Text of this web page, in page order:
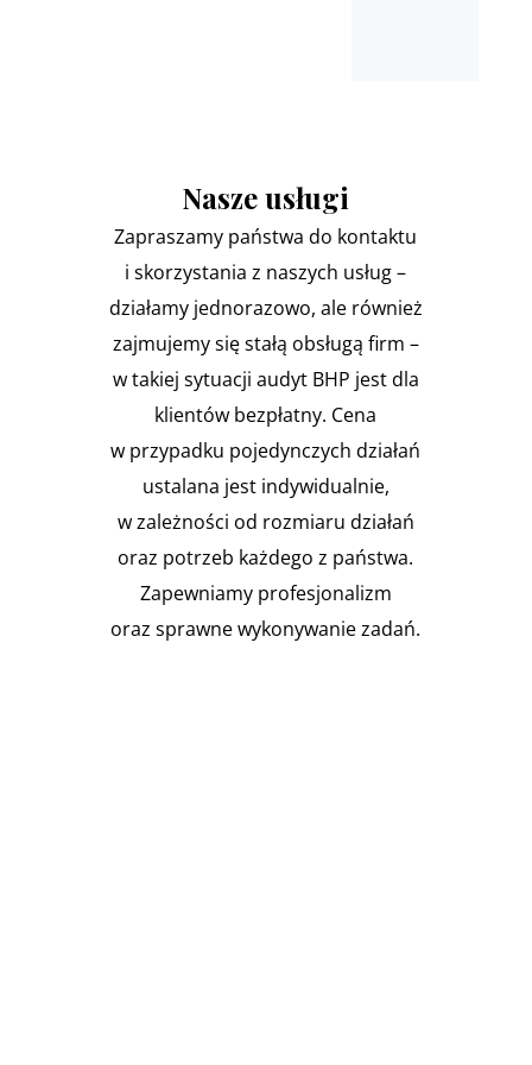
Nasze usługi
Zapraszamy państwa do kontaktu
i skorzystania z naszych usług –
działamy jednorazowo, ale również
zajmujemy się stałą obsługą firm –
w takiej sytuacji audyt BHP jest dla
klientów bezpłatny. Cena
w przypadku pojedynczych działań
ustalana jest indywidualnie,
w zależności od rozmiaru działań
oraz potrzeb każdego z państwa.
Zapewniamy profesjonalizm
oraz sprawne wykonywanie zadań.